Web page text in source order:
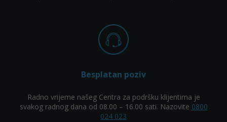
Besplatan poziv
Radno vrijeme našeg Centra za podršku klijentima je
svakog radnog dana od 08.00 – 16.00 sati. Nazovite 0800
024 023